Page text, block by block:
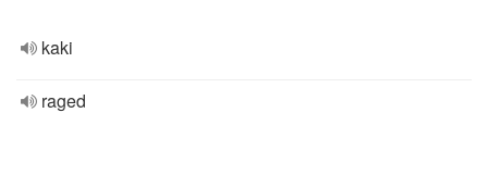
kaki
raged